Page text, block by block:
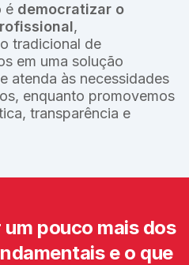
é democratizar o
,
tradicional de
em uma solução
atenda às necessidades
enquanto promovemos
transparência e
pouco mais dos
e o que